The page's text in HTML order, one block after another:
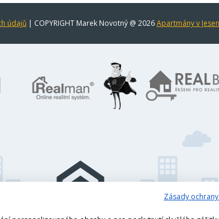
údajů | COPYRIGHT Marek Novotný @ 2026Apartmány v
Zásady